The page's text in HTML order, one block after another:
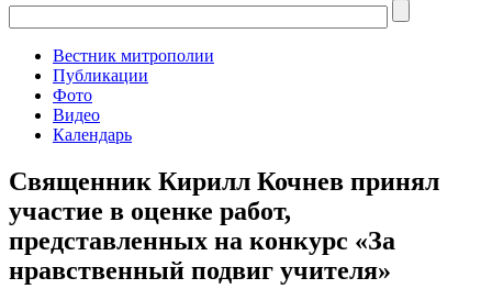
Вестник митрополии
Публикации
Фото
Видео
Календарь
Священник Кирилл Кочнев принял
участие в оценке работ,
представленных на конкурс «За
нравственный подвиг учителя»